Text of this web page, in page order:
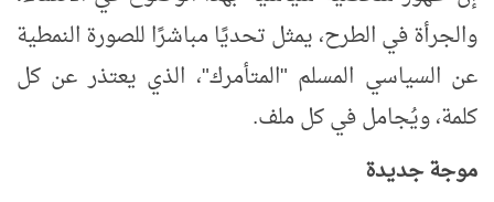
والجرأة في الطرح، يمثل تحديًا مباشرًا للصورة النمطية
عن السياسي المسلم "المتأمرك"، الذي يعتذر عن كل
كلمة، ويُجامل في كل ملف.
موجة جديدة